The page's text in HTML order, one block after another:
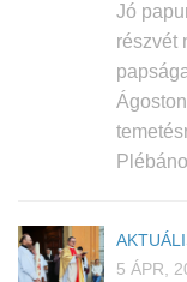
Jó
részvét
5 ÁPR,